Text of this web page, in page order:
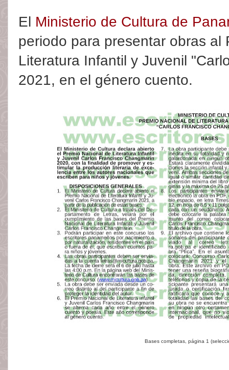
El Ministerio de Cultura de
periodo para presentar obras al
Literatura Infantil y Juvenil
2021, en el género cuento.
Bases completas, página 1